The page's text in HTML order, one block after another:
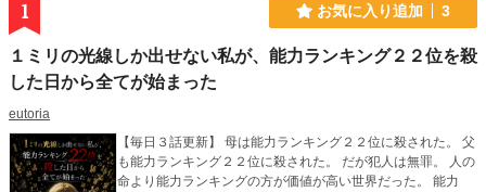
1 お気に入り追加 3
１ミリの光線しか出せない私が、能力ランキング２２位を殺
した日から全てが始まった
eutoria
【毎日３話更新】 母は能力ランキング２２位に殺された。 父
も能力ランキング２２位に殺された。 だが犯人は無罪。 人の
命より能力ランキングの方が価値が高い世界だった。 能力